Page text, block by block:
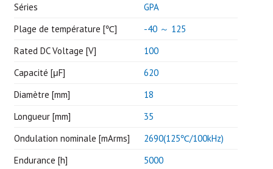
Séries
GPA
Plage de température [℃]
-40 ～ 125
Rated DC Voltage [V]
100
Capacité [μF]
620
Diamètre [mm]
18
Longueur [mm]
35
Ondulation nominale [mArms]
2690(125℃/100kHz)
Endurance [h]
5000